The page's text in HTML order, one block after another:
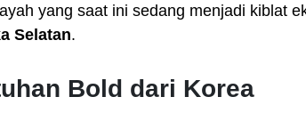
yang saat ini sedang menjadi kiblat
Selatan.
Bold dari Korea